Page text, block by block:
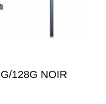
128G NOIR